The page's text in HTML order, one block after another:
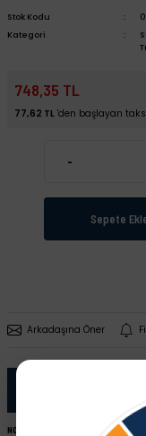
Stok Kodu
Kategori
748,35 TL
77,62 TL 'den başlayan
-
Sepete
Arkadaşına Öner
NOT: Ürünü satın almadan önce şase